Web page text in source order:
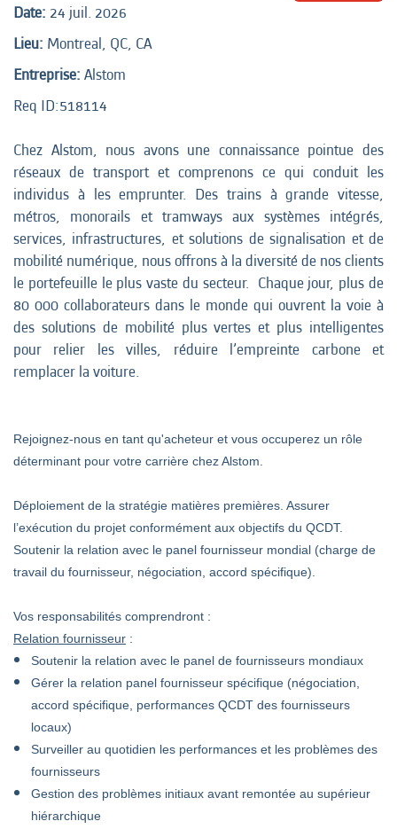
Date: 24 juil. 2026
Lieu: Montreal, QC, CA
Entreprise: Alstom
Req ID:518114
Chez Alstom, nous avons une connaissance pointue des
réseaux de transport et comprenons ce qui conduit les
individus à les emprunter. Des trains à grande vitesse,
métros, monorails et tramways aux systèmes intégrés,
services, infrastructures, et solutions de signalisation et de
mobilité numérique, nous offrons à la diversité de nos clients
le portefeuille le plus vaste du secteur. Chaque jour, plus de
80 000 collaborateurs dans le monde qui ouvrent la voie à
des solutions de mobilité plus vertes et plus intelligentes
pour relier les villes, réduire l’empreinte carbone et
remplacer la voiture.
Rejoignez-nous en tant qu'acheteur et vous occuperez un rôle
déterminant pour votre carrière chez Alstom.
Déploiement de la stratégie matières premières. Assurer
l’exécution du projet conformément aux objectifs du QCDT.
Soutenir la relation avec le panel fournisseur mondial (charge de
travail du fournisseur, négociation, accord spécifique).
Vos responsabilités comprendront :
Relation fournisseur :
Soutenir la relation avec le panel de fournisseurs mondiaux
Gérer la relation panel fournisseur spécifique (négociation,
accord spécifique, performances QCDT des fournisseurs
locaux)
Surveiller au quotidien les performances et les problèmes des
fournisseurs
Gestion des problèmes initiaux avant remontée au supérieur
hiérarchique